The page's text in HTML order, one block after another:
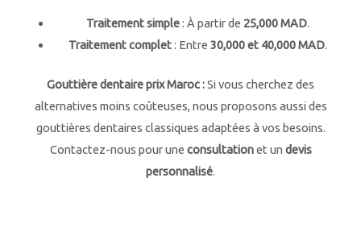
Traitement simple: À partir de 25,000 MAD.
Traitement complet: Entre30,000 et 40,000 MAD.
Gouttière dentaire prix Maroc :Si vous cherchez des
alternatives moins coûteuses, nous proposons aussi des
gouttières dentaires classiques adaptées à vos besoins.
Contactez-nous pour une consultationet un devis
personnalisé.